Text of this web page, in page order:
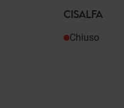
CISALFA
Chiuso